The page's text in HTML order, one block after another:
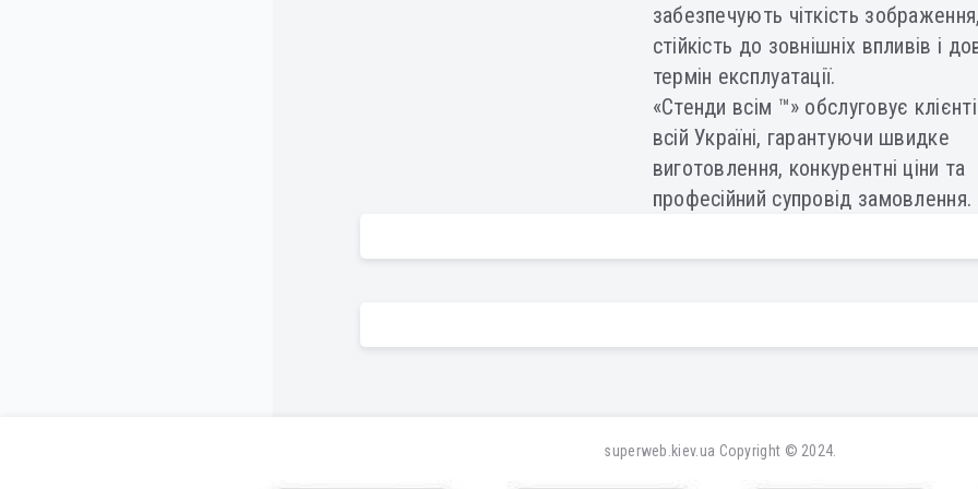
забезпечують чіткість зображення,
стійкість до зовнішніх впливів і
термін експлуатації.
«Стенди всім ™» обслуговує
всій Україні, гарантуючи швидке
виготовлення, конкурентні ціни та
професійний супровід замовлення.
superweb.kiev.ua Copyright © 2024.